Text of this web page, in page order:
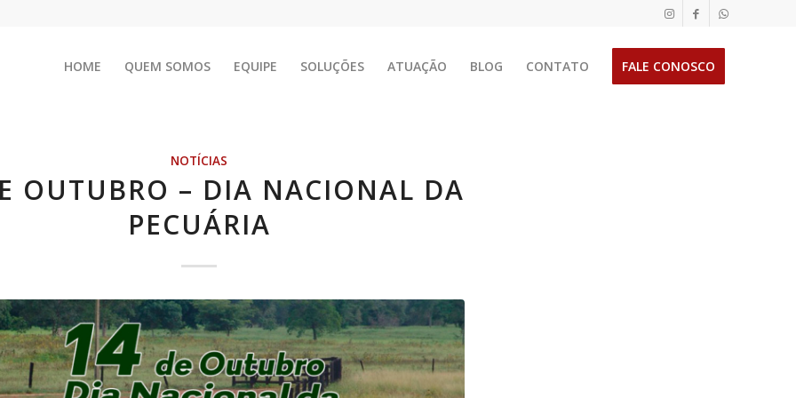
HOME QUEM SOMOS EQUIPE SOLUÇÕES ATUAÇÃO BLOG CONTATO FALE CONOSCO
NOTÍCIAS
OUTUBRO – DIA NACIONAL DA
PECUÁRIA